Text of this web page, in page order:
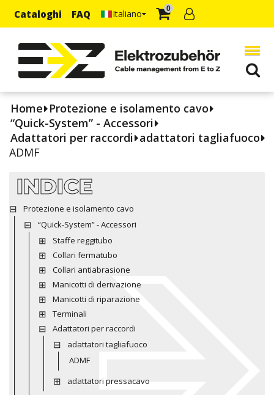
Cataloghi FAQ Italiano 0
Home Protezione e isolamento cavo
“Quick-System” - Accessori
Adattatori per raccordi adattatori tagliafuoco
ADMF
INDICE
Protezione e isolamento cavo
“Quick-System” - Accessori
Staffe reggitubo
Collari fermatubo
Collari antiabrasione
Manicotti di derivazione
Manicotti di riparazione
Terminali
Adattatori per raccordi
adattatori tagliafuoco
ADMF
adattatori pressacavo